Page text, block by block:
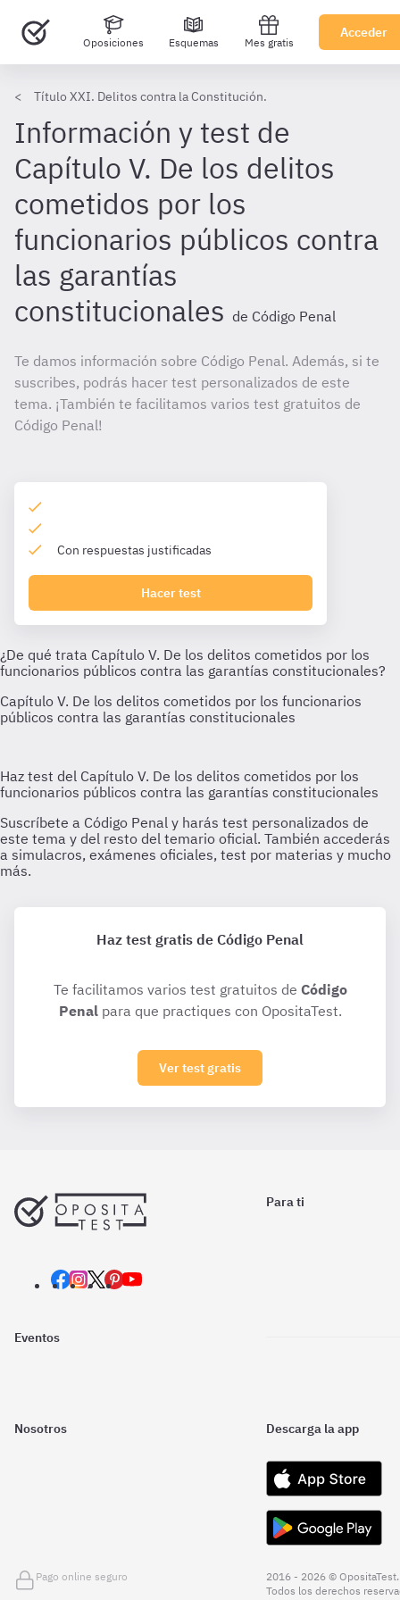
Oposiciones Esquemas Mes gratis
Acceder
Título XXI. Delitos contra la Constitución.
Información y test de
Capítulo V. De los delitos
cometidos por los
funcionarios públicos contra
las garantías
constitucionales de Código Penal
Te damos información sobre Código Penal. Además, si te
suscribes, podrás hacer test personalizados de este
tema. ¡También te facilitamos varios test gratuitos de
Código Penal!
Con respuestas justificadas
Hacer test
Haz test gratis de Código Penal
Te facilitamos varios test gratuitos de Código
Penalpara que practiques con OpositaTest.
Ver test gratis
Para ti
Eventos
Nosotros Descarga la app
Pago online seguro
2016 - 2026 © OpositaTest.
Todos los derechos